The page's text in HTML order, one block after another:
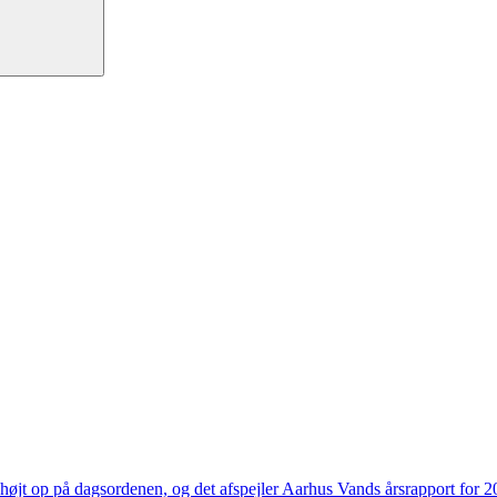
op på dagsordenen, og det afspejler Aarhus Vands årsrapport for